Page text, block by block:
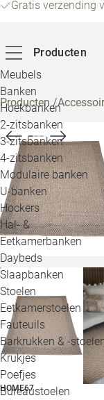
Gratis verzending
Producten
Meubels
Banken
Hoekbanken
2-zitsbanken
3-zitsbanken
4-zitsbanken
Modulaire banken
U-banken
Hockers
Hal- &
Eetkamerbanken
Daybeds
Slaapbanken
Stoelen
Eetkamerstoelen
Fauteuils
Barkrukken & -
Krukjes
Poefjes
Bureaustoelen
Producten/
HOME67